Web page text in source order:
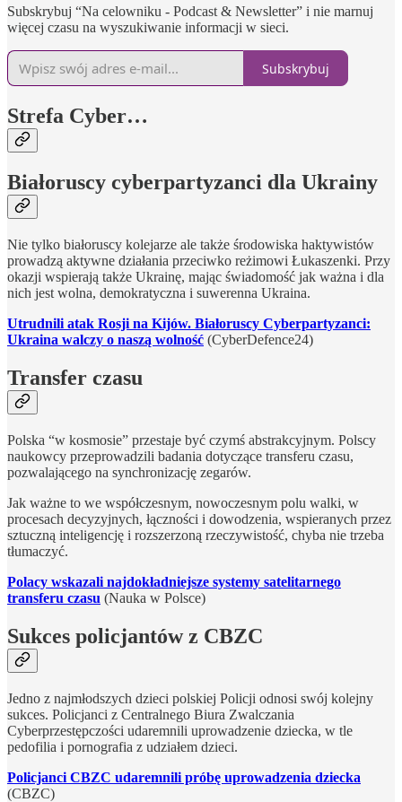
Subskrybuj “Na celowniku - Podcast & Newsletter” i nie marnuj
więcej czasu na wyszukiwanie informacji w sieci.
Subskrybuj
Strefa Cyber…
Białoruscy cyberpartyzanci dla Ukrainy
Nie tylko białoruscy kolejarze ale także środowiska haktywistów
prowadzą aktywne działania przeciwko reżimowi Łukaszenki. Przy
okazji wspierają także Ukrainę, mając świadomość jak ważna i dla
nich jest wolna, demokratyczna i suwerenna Ukraina.
Utrudnili atak Rosji na Kijów. Białoruscy Cyberpartyzanci:
Ukraina walczy o naszą wolność (CyberDefence24)
Transfer czasu
Polska “w kosmosie” przestaje być czymś abstrakcyjnym. Polscy
naukowcy przeprowadzili badania dotyczące transferu czasu,
pozwalającego na synchronizację zegarów.
Jak ważne to we współczesnym, nowoczesnym polu walki, w
procesach decyzyjnych, łączności i dowodzenia, wspieranych przez
sztuczną inteligencję i rozszerzoną rzeczywistość, chyba nie trzeba
tłumaczyć.
Polacy wskazali najdokładniejsze systemy satelitarnego
transferu czasu (Nauka w Polsce)
Sukces policjantów z CBZC
Jedno z najmłodszych dzieci polskiej Policji odnosi swój kolejny
sukces. Policjanci z Centralnego Biura Zwalczania
Cyberprzestępczości udaremnili uprowadzenie dziecka, w tle
pedofilia i pornografia z udziałem dzieci.
Policjanci CBZC udaremnili próbę uprowadzenia dziecka
(CBZC)